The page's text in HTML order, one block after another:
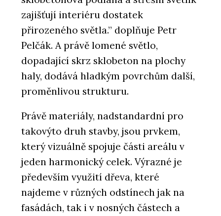
zajišťují interiéru dostatek
přirozeného světla.” doplňuje Petr
Pelčák. A právě lomené světlo,
dopadající skrz sklobeton na plochy
haly, dodává hladkým povrchům další,
proměnlivou strukturu.
Právě materiály, nadstandardní pro
takovýto druh stavby, jsou prvkem,
který vizuálně spojuje části areálu v
jeden harmonický celek. Výrazné je
především využití dřeva, které
najdeme v různých odstínech jak na
fasádách, tak i v nosných částech a